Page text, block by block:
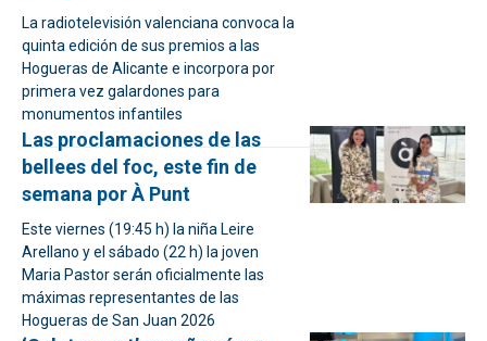
La radiotelevisión valenciana convoca la
quinta edición de sus premios a las
Hogueras de Alicante e incorpora por
primera vez galardones para
monumentos infantiles
Las proclamaciones de las
bellees del foc, este fin de
semana por À Punt
Este viernes (19:45 h) la niña Leire
Arellano y el sábado (22 h) la joven
Maria Pastor serán oficialmente las
máximas representantes de las
Hogueras de San Juan 2026